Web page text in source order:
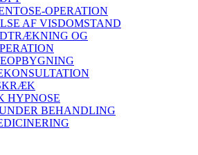
OPERATION
AF VISDOMSTAND
OG
HYPNOSE
BEHANDLING